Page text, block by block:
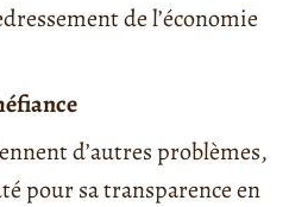
de l’économie
d’autres problèmes,
pour sa transparence en